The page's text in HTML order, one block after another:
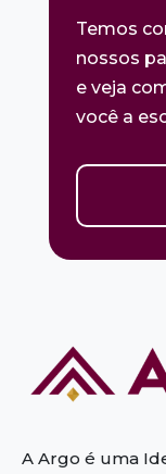
Temos
nossos
e veja
você a
A Argo é uma